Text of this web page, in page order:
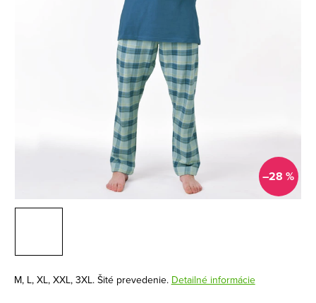
–28 %
M, L, XL, XXL, 3XL. Šité prevedenie. Detailné informácie